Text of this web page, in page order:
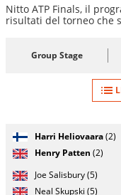
Nitto ATP Finals, il
risultati del torneo che
Group Stage
Nazionalità
Giocatore
(posizione
testa di
Harri Heliovaara(2)
Henry Patten (2)
Joe Salisbury (5)
Neal Skupski (5)